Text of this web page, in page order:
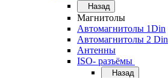
Назад
Магнитолы
Автомагнитолы 1Din
Автомагнитолы 2 Din
Антенны
ISO- разъёмы
Назад